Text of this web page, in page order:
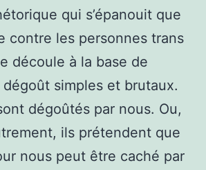
qui s’épanouit que
contre les personnes trans
découle à la base de
simples et brutaux.
dégoûtés par nous. Ou,
ils prétendent que
nous peut être caché par